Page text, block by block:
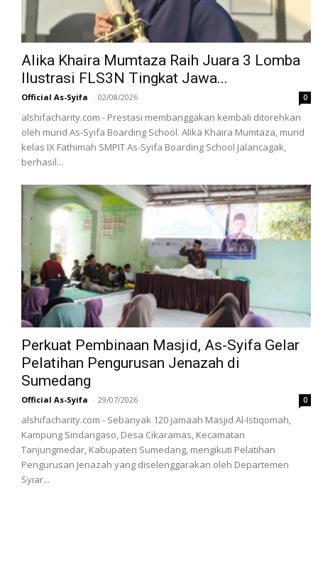
Alika Khaira Mumtaza Raih Juara 3 Lomba
Ilustrasi FLS3N Tingkat Jawa...
Official As-Syifa - 02/08/2026 0
alshifacharity.com - Prestasi membanggakan kembali ditorehkan
oleh murid As-Syifa Boarding School. Alika Khaira Mumtaza, murid
kelas IX Fathimah SMPIT As-Syifa Boarding School Jalancagak,
berhasil...
‎Perkuat Pembinaan Masjid, As-Syifa Gelar
Pelatihan Pengurusan Jenazah di
Sumedang
Official As-Syifa - 29/07/2026 0
alshifacharity.com - Sebanyak 120 jamaah Masjid Al-Istiqomah,
Kampung Sindangaso, Desa Cikaramas, Kecamatan
Tanjungmedar, Kabupaten Sumedang, mengikuti Pelatihan
Pengurusan Jenazah yang diselenggarakan oleh Departemen
Syiar...